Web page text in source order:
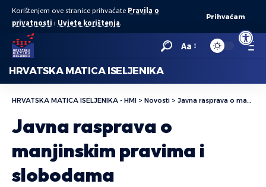
Open
Korištenjem ove stranice prihvaćate Pravila o
privatnosti i Uvjete korištenja.
Prihvaćam
Aa
HRVATSKA MATICA ISELJENIKA
HRVATSKA MATICA ISELJENIKA - HMI > Novosti > Javna rasprava o manjinskim pravima i slobodama
Javna rasprava o
manjinskim pravima i
slobodama